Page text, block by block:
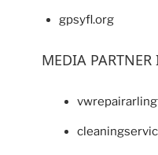
gpsyfl.org
MEDIA PARTNER